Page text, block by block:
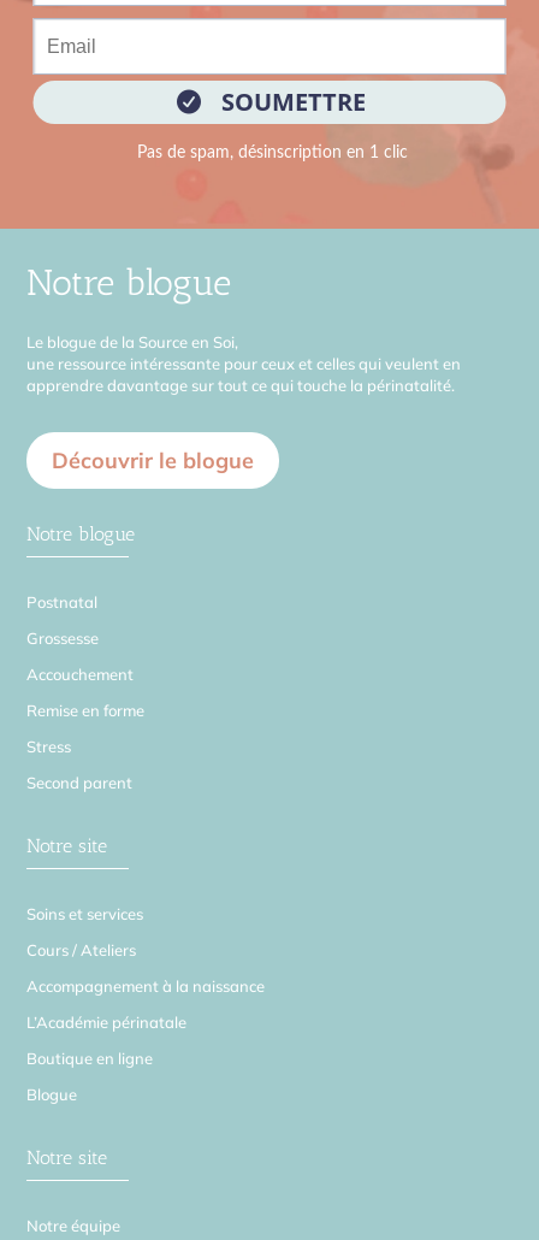
Notre blogue
Le blogue de la Source en Soi,
une ressource intéressante pour ceux et celles qui veulent en
apprendre davantage sur tout ce qui touche la périnatalité.
Découvrir le blogue
Notre blogue
Postnatal
Grossesse
Accouchement
Remise en forme
Stress
Second parent
Notre site
Soins et services
Cours / Ateliers
Accompagnement à la naissance
L’Académie périnatale
Boutique en ligne
Blogue
Notre site
Notre équipe